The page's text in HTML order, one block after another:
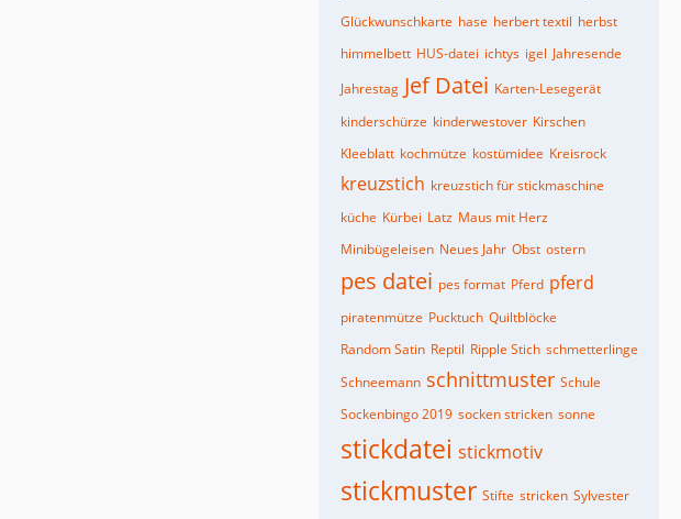
Glückwunschkarte hase herbert textil herbst
himmelbett HUS-datei ichtys igel Jahresende
Jahrestag Jef Datei Karten-Lesegerät
kinderschürze kinderwestover Kirschen
Kleeblatt kochmütze kostümidee Kreisrock
kreuzstich kreuzstich für stickmaschine
küche Kürbei Latz Maus mit Herz
Minibügeleisen Neues Jahr Obst ostern
pes datei pes format Pferd pferd
piratenmütze Pucktuch Quiltblöcke
Random Satin Reptil Ripple Stich schmetterlinge
Schneemann schnittmuster Schule
Sockenbingo 2019 socken stricken sonne
stickdatei stickmotiv
stickmuster Stifte stricken Sylvester